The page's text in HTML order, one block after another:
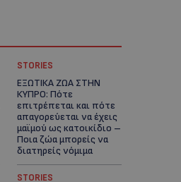
STORIES
ΕΞΩΤΙΚΑ ΖΩΑ ΣΤΗΝ
ΚΥΠΡΟ: Πότε
επιτρέπεται και πότε
απαγορεύεται να έχεις
μαϊμού ως κατοικίδιο –
Ποια ζώα μπορείς να
διατηρείς νόμιμα
STORIES